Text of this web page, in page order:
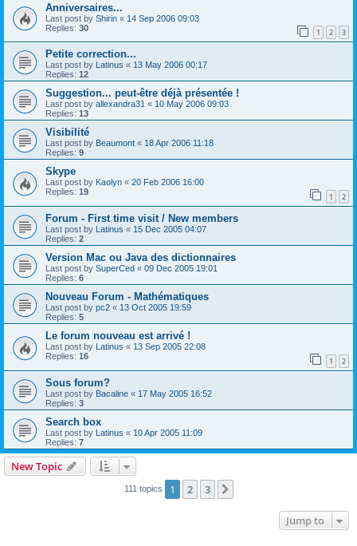
Anniversaires...
Last post by Shirin « 14 Sep 2006 09:03
Replies: 30 1 2 3
Petite correction...
Last post by Latinus « 13 May 2006 00:17
Replies: 12
Suggestion... peut-être déjà présentée !
Last post by allexandra31 « 10 May 2006 09:03
Replies: 13
Visibilité
Last post by Beaumont « 18 Apr 2006 11:18
Replies: 9
Skype
Last post by Kaolyn « 20 Feb 2006 16:00
Replies: 19 1 2
Forum - First time visit / New members
Last post by Latinus « 15 Dec 2005 04:07
Replies: 2
Version Mac ou Java des dictionnaires
Last post by SuperCed « 09 Dec 2005 19:01
Replies: 6
Nouveau Forum - Mathématiques
Last post by pc2 « 13 Oct 2005 19:59
Replies: 5
Le forum nouveau est arrivé !
Last post by Latinus « 13 Sep 2005 22:08
Replies: 16 1 2
Sous forum?
Last post by Bacaline « 17 May 2005 16:52
Replies: 3
Search box
Last post by Latinus « 10 Apr 2005 11:09
Replies: 7
New Topic
111 topics 1 2 3
Jump to